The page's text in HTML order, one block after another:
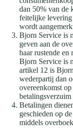
dan 50% van de
feitelijke
wordt
Bjorn Service is
geven aan de
haar rustende en
Bjorn Service is
artikel 12 is
wederpartij dan
overeenkomst
Betalingen
geschieden op
middels